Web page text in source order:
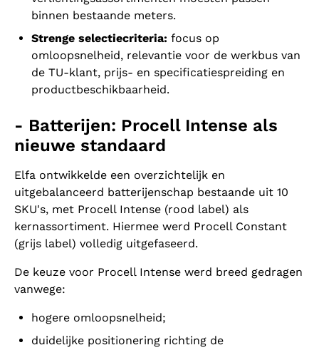
binnen bestaande meters.
Strenge selectiecriteria: focus op
omloopsnelheid, relevantie voor de werkbus van
de TU-klant, prijs- en specificatiespreiding en
productbeschikbaarheid.
- Batterijen: Procell Intense als
nieuwe standaard
Elfa ontwikkelde een overzichtelijk en
uitgebalanceerd batterijenschap bestaande uit 10
SKU's, met Procell Intense (rood label) als
kernassortiment. Hiermee werd Procell Constant
(grijs label) volledig uitgefaseerd.
De keuze voor Procell Intense werd breed gedragen
vanwege:
hogere omloopsnelheid;
duidelijke positionering richting de